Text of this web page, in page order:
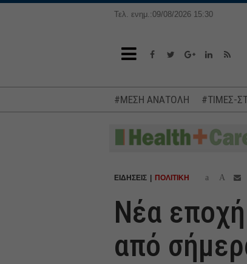
Τελ. ενημ.:09/08/2026 15:30
#ΜΕΣΗ ΑΝΑΤΟΛΗ #ΤΙΜΕΣ-
ΕΙΔΗΣΕΙΣ ΠΟΛΙΤΙΚΗ a A
Νέα
από